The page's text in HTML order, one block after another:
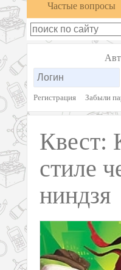
Частые вопросы
Регистрация Забыли
Квест:
стиле
ниндзя